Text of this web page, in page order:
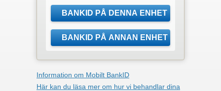
Information om Mobilt BankID
Här kan du läsa mer om hur vi behandlar dina